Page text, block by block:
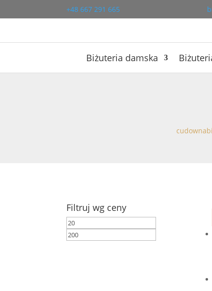
+48 667 291 665
Biżuteria damska
Filtruj wg ceny
Cena
min